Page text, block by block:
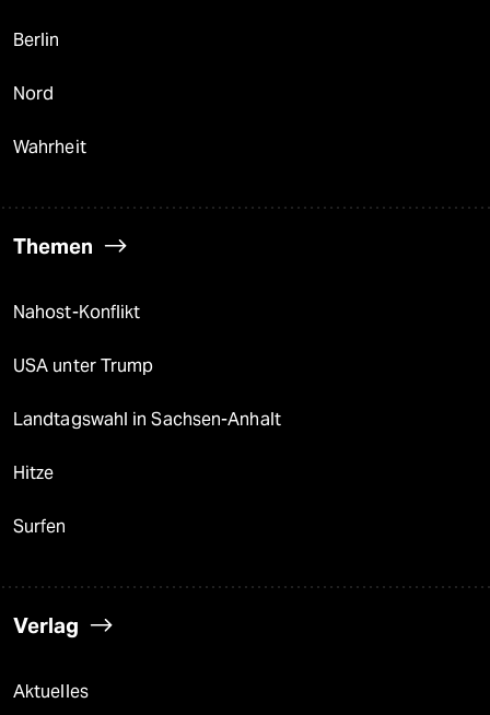
Berlin
Nord
Wahrheit
Themen
Nahost-Konflikt
USA unter Trump
Landtagswahl in Sachsen-Anhalt
Hitze
Surfen
Verlag
Aktuelles